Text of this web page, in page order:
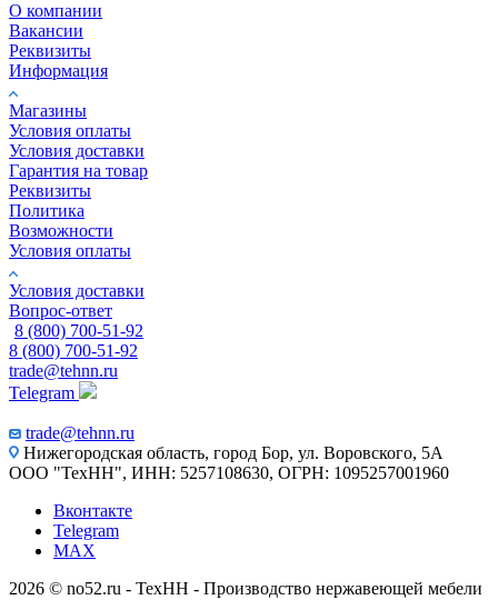
О компании
Вакансии
Реквизиты
Информация
Магазины
Условия оплаты
Условия доставки
Гарантия на товар
Реквизиты
Политика
Возможности
Условия оплаты
Условия доставки
Вопрос-ответ
8 (800) 700-51-92
8 (800) 700-51-92
trade@tehnn.ru
Telegram
trade@tehnn.ru
Нижегородская область, город Бор, ул. Воровского, 5А
ООО "ТехНН", ИНН: 5257108630, ОГРН: 1095257001960
Вконтакте
Telegram
MAX
2026 © no52.ru - ТехНН - Производство нержавеющей мебели